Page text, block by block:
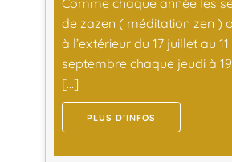
de zazen ( méditation zen )
à l’extérieur du 17 juillet au 11
septembre chaque jeudi à
[…]
PLUS D’INFOS